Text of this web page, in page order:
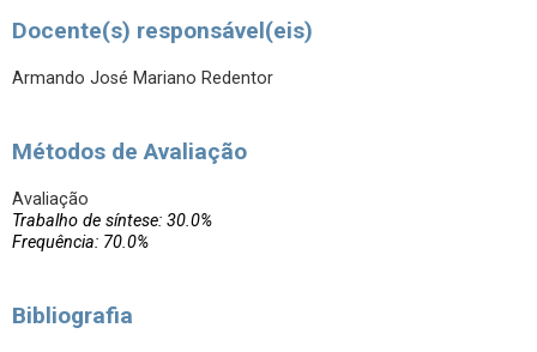
Docente(s) responsável(eis)
Armando José Mariano Redentor
Métodos de Avaliação
Avaliação
Trabalho de síntese: 30.0%
Frequência: 70.0%
Bibliografia